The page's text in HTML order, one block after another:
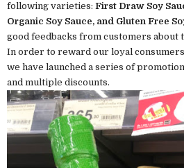
following varieties: First Draw Soy
Organic Soy Sauce, and Gluten Free
good feedbacks from customers about
In order to reward our loyal
we have launched a series of
and multiple discounts.